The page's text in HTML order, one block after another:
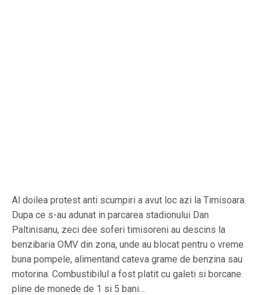
Al doilea protest anti scumpiri a avut loc azi la Timisoara.
Dupa ce s-au adunat in parcarea stadionului Dan
Paltinisanu, zeci dee soferi timisoreni au descins la
benzibaria OMV din zona, unde au blocat pentru o vreme
buna pompele, alimentand cateva grame de benzina sau
motorina. Combustibilul a fost platit cu galeti si borcane
pline de monede de 1 si 5 bani…